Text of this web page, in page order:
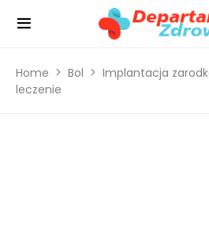
Home Bol
Implantacja
leczenie